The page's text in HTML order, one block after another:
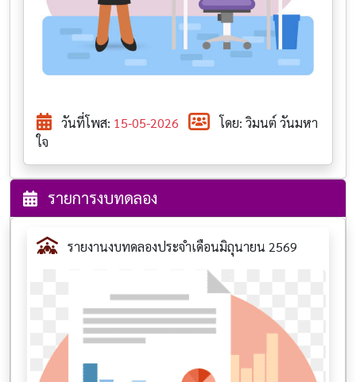
วันที่โพส: 15-05-2026
โดย: วิมนต์ วันมหา
ใจ
รายการงบทดลอง
รายงานงบทดลองประจำเดือนมิถุนายน 2569